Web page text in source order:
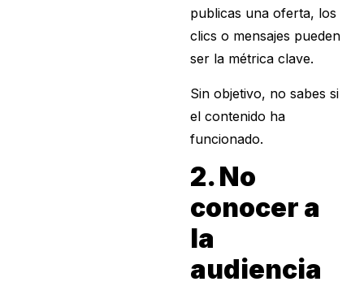
publicas una oferta, los
clics o mensajes pueden
ser la métrica clave.
Sin objetivo, no sabes si
el contenido ha
funcionado.
2. No
conocer a
la
audiencia